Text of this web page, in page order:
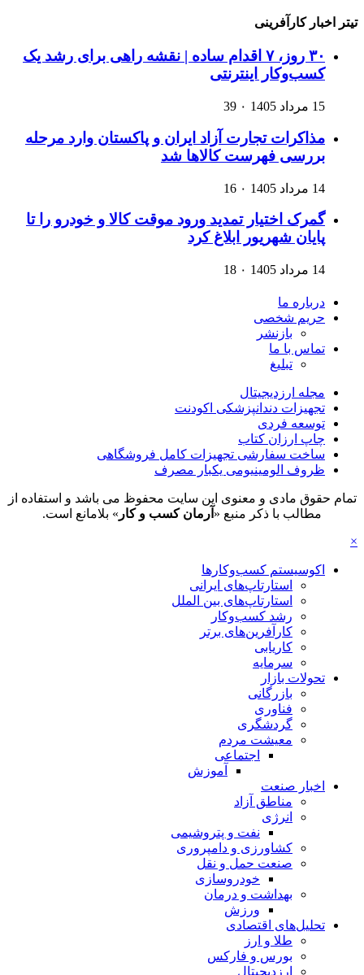
تیتر اخبار کارآفرینی
۳۰ روز، ۷ اقدام ساده | نقشه راهی برای رشد یک
کسب‌وکار اینترنتی
15 مرداد 1405 ۰ 39
مذاکرات تجارت آزاد ایران و پاکستان وارد مرحله
بررسی فهرست کالاها شد
14 مرداد 1405 ۰ 16
گمرک اختیار تمدید ورود موقت کالا و خودرو را تا
پایان شهریور ابلاغ کرد
14 مرداد 1405 ۰ 18
درباره ما
حریم شخصی
بازنشر
تماس با ما
تبلیغ
مجله ارزدیجیتال
تجهیزات دندانپزشکی اکودنت
توسعه فردی
چاپ ارزان کتاب
ساخت سفارشی تجهیزات کامل فروشگاهی
ظروف الومینیومی یکبار مصرف
تمام حقوق مادی و معنوی این سایت محفوظ می باشد و استفاده از
مطالب با ذکر منبع « آرمان کسب و کار » بلامانع است.
×
اکوسیستم کسب‌وکارها
استارتاپ‌های ایرانی
استارتاپ‌های بین الملل
رشد کسب‌وکار
کارآفرین‌های برتر
کاریابی
سرمایه
تحولات بازار
بازرگانی
فناوری
گردشگری
معیشت مردم
اجتماعی
آموزش
اخبار صنعت
مناطق آزاد
انرژی
نفت و پتروشیمی
کشاورزی و دامپروری
صنعت حمل و نقل
خودروسازی
بهداشت و درمان
ورزش
تحلیل‌های اقتصادی
طلا و ارز
بورس و فارکس
ارزدیجیتال